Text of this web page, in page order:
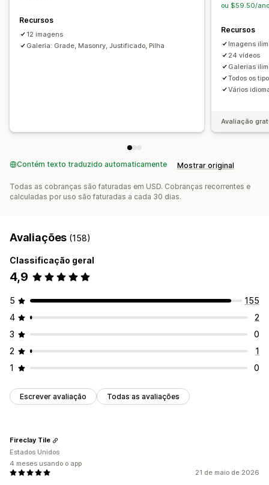
Efeitos de visualização ao passar o cursor do mouse
Responsividade para dispositivos móveis
Compartilhamento em redes sociais
Em vários idiomas
Recursos
12 imagens
Galeria: Grade, Masonry, Justificado, Pilha
ou $59.50/
Recursos
Imagens
24 vídeos
Galerias
Todos os
Vários
Avaliação
Contém texto traduzido automaticamente Mostrar original
Todas as cobranças são faturadas em USD. Cobranças recorrentes e
calculadas por uso são faturadas a cada 30 dias.
Avaliações (158)
Classificação geral
4,9
5
155
4
2
3
0
2
1
1
0
Escrever avaliação Todas as avaliações
21 de maio de 2026
Fireclay Tile
Estados Unidos
4 meses usando o app